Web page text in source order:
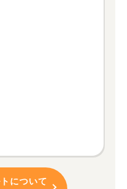
について